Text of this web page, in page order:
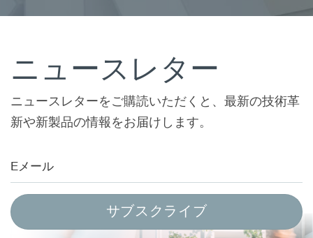
ニュースレター
ニュースレターをご購読いただくと、最新の技術革
新や新製品の情報をお届けします。